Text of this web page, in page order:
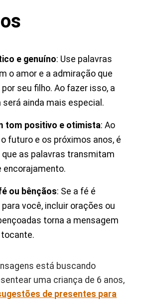
e genuíno: Use palavras
o amor e a admiração que
seu filho. Ao fazer isso, a
será ainda mais especial.
tom positivo e otimista: Ao
futuro e os próximos anos, é
as palavras transmitam
encorajamento.
ou bênçãos: Se a fé é
você, incluir orações ou
torna a mensagem
está buscando
uma criança de 6 anos,
de presentes para